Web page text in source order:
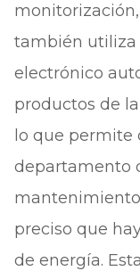
monitorización,
también utiliza
electrónico
productos de
lo que permite
departamento
preciso que
de energía.